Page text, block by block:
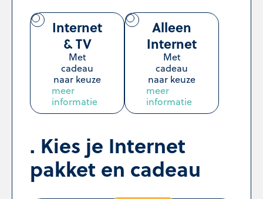
Internet
& TV
Met
cadeau
naar keuze
meer
informatie
Alleen
Internet
Met
cadeau
naar keuze
meer
informatie
Kies je Internet
pakket en cadeau